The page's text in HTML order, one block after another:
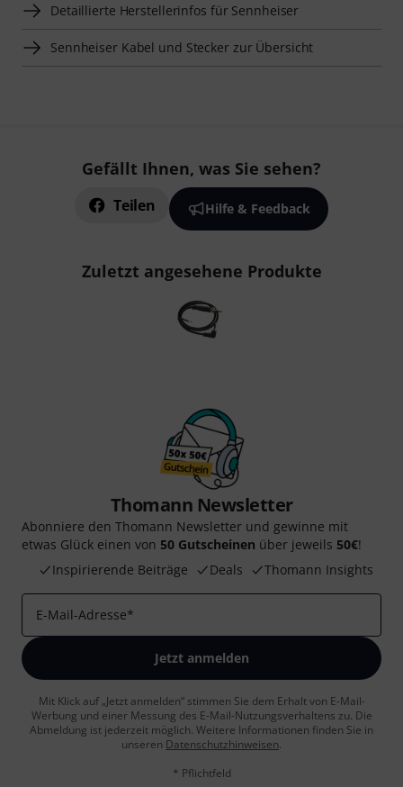
Detaillierte Herstellerinfos für Sennheiser
Sennheiser Kabel und Stecker zur Übersicht
Gefällt Ihnen, was Sie sehen?
Teilen Hilfe & Feedback
Zuletzt angesehene Produkte
Thomann Newsletter
Abonniere den Thomann Newsletter und gewinne mit
etwas Glück einen von 50 Gutscheinen über jeweils 50€!
Inspirierende Beiträge
Deals Thomann Insights
E-Mail-Adresse*
Jetzt anmelden
Mit Klick auf „Jetzt anmelden“ stimmen Sie dem Erhalt von E-Mail-
Werbung und einer Messung des E-Mail-Nutzungsverhaltens zu. Die
Abmeldung ist jederzeit möglich. Weitere Informationen finden Sie in
unseren Datenschutzhinweisen.
* Pflichtfeld